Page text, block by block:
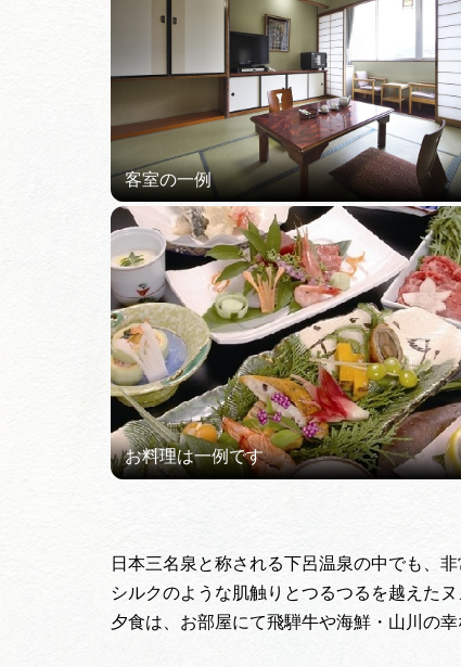
日本三名泉と称される下呂温泉の中でも、
シルクのような肌触りとつるつるを越えたヌ
夕食は、お部屋にて飛騨牛や海鮮・山川の